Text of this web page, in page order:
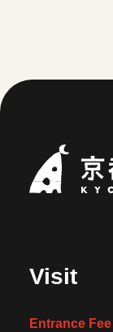
Visit
Entrance Fee